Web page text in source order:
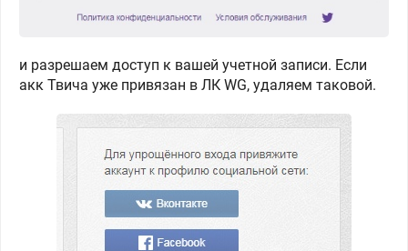
и разрешаем доступ к вашей учетной записи. Если
акк Твича уже привязан в ЛК WG, удаляем таковой.